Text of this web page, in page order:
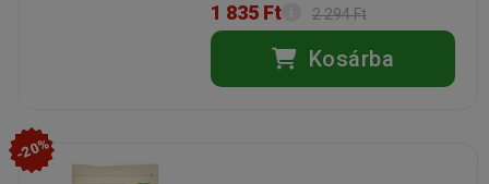
1 835 Ft 2 294 Ft
Kosárba
-20%